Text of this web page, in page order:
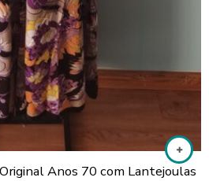
Anos 70 com Lantejoulas